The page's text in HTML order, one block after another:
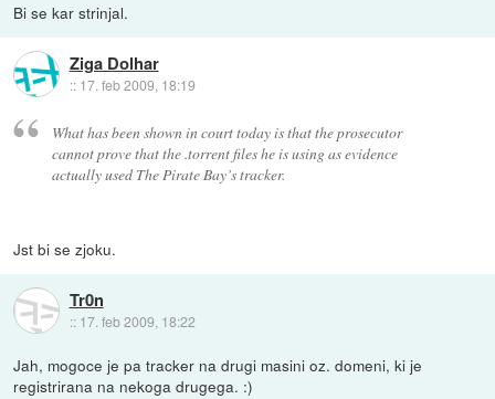
Bi se kar strinjal.
Ziga Dolhar
:: 17. feb 2009, 18:19
What has been shown in court today is that the prosecutor
cannot prove that the .torrent files he is using as evidence
actually used The Pirate Bay’s tracker.
Jst bi se zjoku.
Tr0n
:: 17. feb 2009, 18:22
Jah, mogoce je pa tracker na drugi masini oz. domeni, ki je
registrirana na nekoga drugega. :)